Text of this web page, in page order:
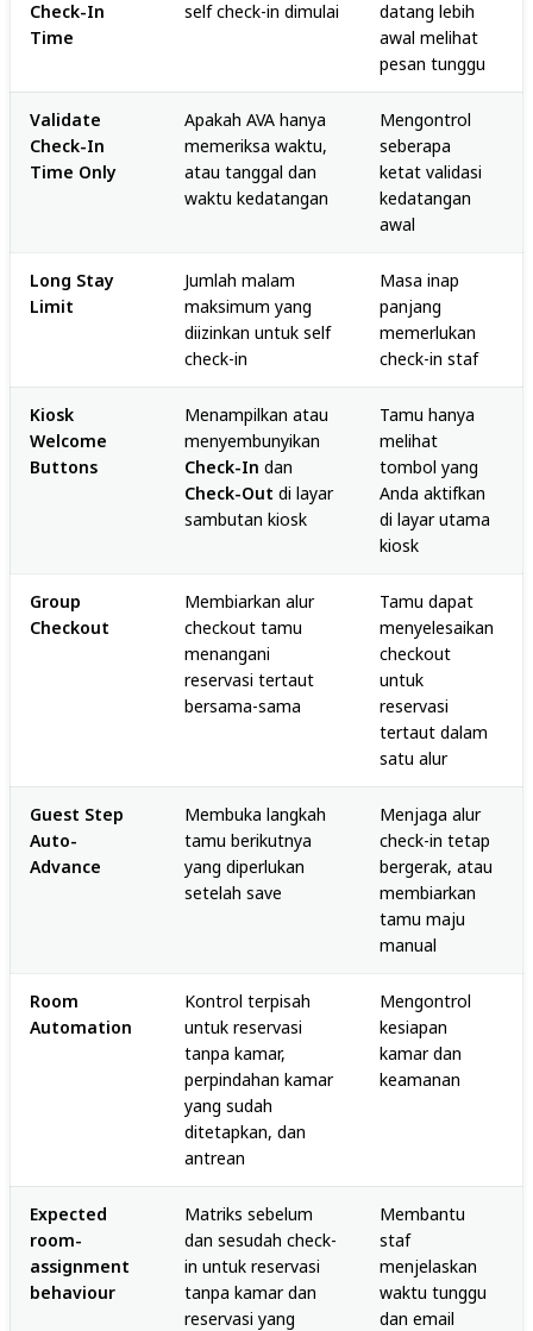
Check-In
Time
self check-in dimulai
datang lebih
awal melihat
pesan tunggu
Validate
Check-In
Time Only
Apakah AVA hanya
memeriksa waktu,
atau tanggal dan
waktu kedatangan
Mengontrol
seberapa
ketat validasi
kedatangan
awal
Long Stay
Limit
Jumlah malam
maksimum yang
diizinkan untuk self
check-in
Masa inap
panjang
memerlukan
check-in staf
Kiosk
Welcome
Buttons
Menampilkan atau
menyembunyikan
Check-In dan
Check-Out di layar
sambutan kiosk
Tamu hanya
melihat
tombol yang
Anda aktifkan
di layar utama
kiosk
Group
Checkout
Membiarkan alur
checkout tamu
menangani
reservasi tertaut
bersama-sama
Tamu dapat
menyelesaikan
checkout
untuk
reservasi
tertaut dalam
satu alur
Guest Step
Auto-
Advance
Membuka langkah
tamu berikutnya
yang diperlukan
setelah save
Menjaga alur
check-in tetap
bergerak, atau
membiarkan
tamu maju
manual
Room
Automation
Kontrol terpisah
untuk reservasi
tanpa kamar,
perpindahan kamar
yang sudah
ditetapkan, dan
antrean
Mengontrol
kesiapan
kamar dan
keamanan
Expected
room-
assignment
behaviour
Matriks sebelum
dan sesudah check-
in untuk reservasi
tanpa kamar dan
reservasi yang
Membantu
staf
menjelaskan
waktu tunggu
dan email